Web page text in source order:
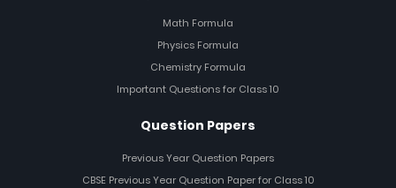
Math Formula
Physics Formula
Chemistry Formula
Important Questions for Class 10
Question Papers
Previous Year Question Papers
CBSE Previous Year Question Paper for Class 10